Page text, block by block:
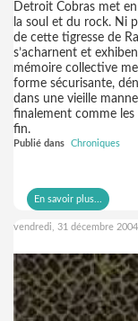
Detroit Cobras met
la soul et du rock. Ni
de cette tigresse de
s’acharnent et
mémoire collective
forme sécurisante,
dans une vieille
finalement comme les
fin.
Publié dans Chroniques
En savoir plus...
vendredi, 31 décembre